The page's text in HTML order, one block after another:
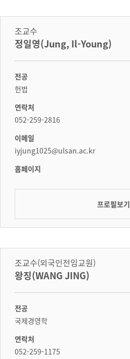
조교수
정일영(Jung, Il-Young)
전공
헌법
연락처
052-259-2816
이메일
iyjung1025@ulsan.ac.kr
홈페이지
프로필보기
조교수(외국인전임교원)
왕징(WANG JING)
전공
국제경영학
연락처
052-259-1175